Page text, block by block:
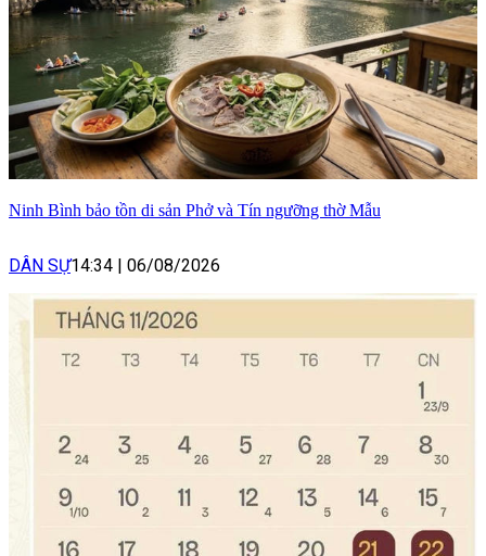
Ninh Bình bảo tồn di sản Phở và Tín ngưỡng thờ Mẫu
DÂN SỰ14:34 | 06/08/2026